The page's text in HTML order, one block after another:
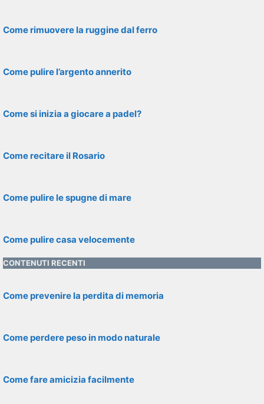
Come rimuovere la ruggine dal ferro
Come pulire l’argento annerito
Come si inizia a giocare a padel?
Come recitare il Rosario
Come pulire le spugne di mare
Come pulire casa velocemente
CONTENUTI RECENTI
Come prevenire la perdita di memoria
Come perdere peso in modo naturale
Come fare amicizia facilmente